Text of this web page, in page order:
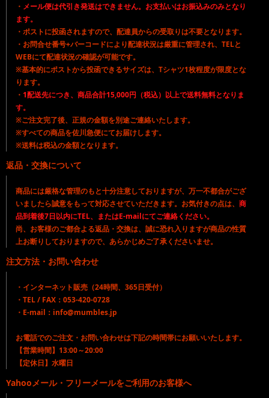
・ メール便は代引き発送はできません。お支払いはお振込みのみとなり
ます。
・ポストに投函されますので、配達員からの受取りは不要となります。
・お問合せ番号+バーコードにより配達状況は厳重に管理され、TELと
WEBにて配達状況の確認が可能です。
※基本的にポストから投函できるサイズは、Tシャツ1枚程度が限度とな
ります。
・ 1配送先につき、商品合計15,000円（税込）以上で送料無料となりま
す。
※ご注文完了後、正規の金額を別途ご連絡いたします。
※すべての商品を佐川急便にてお届けします。
※送料は税込の金額となります。
返品・交換について
商品には厳格な管理のもと十分注意しておりますが、万一不都合がござ
いましたら誠意をもって対応させていただきます。お気付きの点は、 商
品到着後7日以内にTEL、またはE-mailにてご連絡ください。
尚、お客様のご都合よる返品・交換は、誠に恐れ入りますが商品の性質
上お断りしておりますので、あらかじめご了承くださいませ。
注文方法・お問い合わせ
・インターネット販売（24時間、365日受付）
・TEL / FAX：053-420-0728
・E-mail：info@mumbles.jp
お電話でのご注文・お問い合わせは下記の時間帯にお願いいたします。
【営業時間】13:00～20:00
【定休日】水曜日
Yahooメール・フリーメールをご利用のお客様へ